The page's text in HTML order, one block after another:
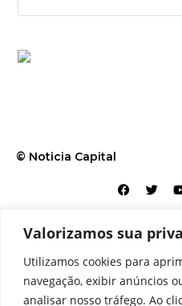
Valorizamos sua
Utilizamos cookies para
navegação, exibir anúncios
analisar nosso tráfego. Ao
© Noticia Capital
Contato Home Aviso
Equipe Perfil Política de